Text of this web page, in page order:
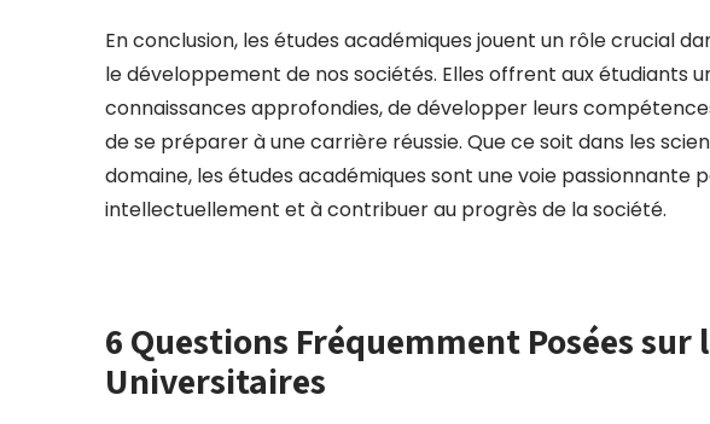
En conclusion, les études académiques jouent un rôle crucial
le développement de nos sociétés. Elles offrent aux étudiants
connaissances approfondies, de développer leurs
de se préparer à une carrière réussie. Que ce soit dans les
domaine, les études académiques sont une voie passionnante
intellectuellement et à contribuer au progrès de la société.
6 Questions Fréquemment Posées sur
Universitaires